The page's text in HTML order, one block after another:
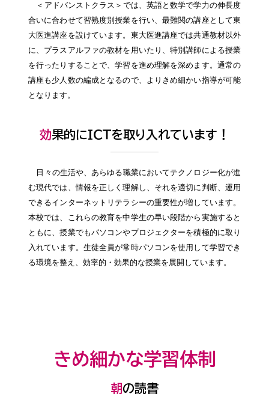
＜アドバンストクラス＞では、英語と数学で学力の伸長度
合いに合わせて習熟度別授業を行い、最難関の講座として東
大医進講座を設けています。東大医進講座では共通教材以外
に、プラスアルファの教材を用いたり、特別講師による授業
を行ったりすることで、学習を進め理解を深めます。通常の
講座も少人数の編成となるので、よりきめ細かい指導が可能
となります。
効果的にＩＣＴを取り入れています！
日々の生活や、あらゆる職業においてテクノロジー化が進
む現代では、情報を正しく理解し、それを適切に判断、運用
できるインターネットリテラシーの重要性が増しています。
本校では、これらの教育を中学生の早い段階から実施すると
ともに、授業でもパソコンやプロジェクターを積極的に取り
入れています。生徒全員が常時パソコンを使用して学習でき
る環境を整え、効率的・効果的な授業を展開しています。
きめ細かな学習体制
朝の読書